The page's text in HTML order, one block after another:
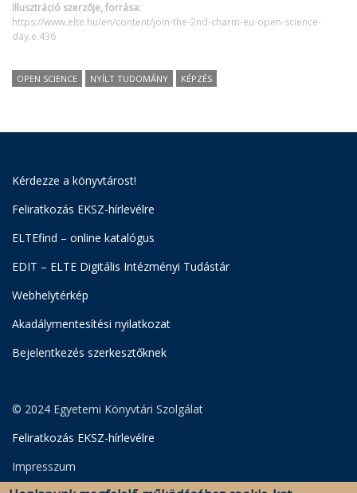
Illusztráció szerzője, forrása:
https://www.elte.hu/en/content/join-the-2nd-charm-eu-open-science-
day.e.436
OPEN SCIENCE NYÍLT TUDOMÁNY KÉPZÉS
Kérdezze a könyvtárost!
Feliratkozás EKSZ-hírlevélre
ELTEfind – online katalógus
EDIT – ELTE Digitális Intézményi Tudástár
Webhelytérkép
Akadálymentesítési nyilatkozat
Bejelentkezés szerkesztőknek
© 2024 Egyetemi Könyvtári Szolgálat
Feliratkozás EKSZ-hírlevélre
Impresszum